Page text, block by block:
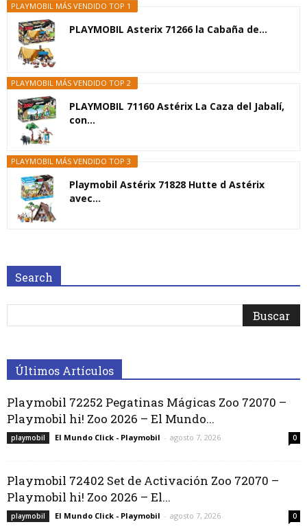
PLAYMOBIL MÁS VENDIDO TOP 1
PLAYMOBIL Asterix 71266 la Cabaña de...
PLAYMOBIL MÁS VENDIDO TOP 2
PLAYMOBIL 71160 Astérix La Caza del Jabalí,
con...
PLAYMOBIL MÁS VENDIDO TOP 3
Playmobil Astérix 71828 Hutte d Astérix
avec...
Search
Últimos Artículos
Playmobil 72252 Pegatinas Mágicas Zoo 72070 –
Playmobil hi! Zoo 2026 – El Mundo...
playmobil El Mundo Click - Playmobil - agosto 7, 2026 0
Playmobil 72402 Set de Activación Zoo 72070 –
Playmobil hi! Zoo 2026 – El...
playmobil El Mundo Click - Playmobil - agosto 7, 2026 0